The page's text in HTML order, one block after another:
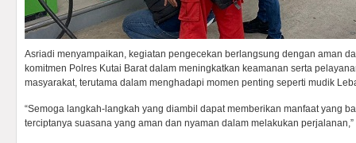
Asriadi menyampaikan, kegiatan pengecekan berlangsung dengan aman
komitmen Polres Kutai Barat dalam meningkatkan keamanan serta
masyarakat, terutama dalam menghadapi momen penting seperti mudik
“Semoga langkah-langkah yang diambil dapat memberikan manfaat yang
terciptanya suasana yang aman dan nyaman dalam melakukan perjalanan,”